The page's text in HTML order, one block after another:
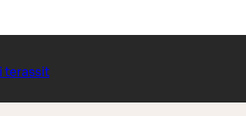
terassit